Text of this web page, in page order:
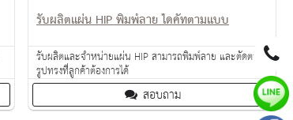
รับผลิตแผ่น HIP พิมพ์ลาย ไดคัทตามแบบ
รับผลิตและจำหน่ายแผ่น HIP สามารถพิมพ์ลาย และตัดตาม
รูปทรงที่ลูกค้าต้องการได้
สอบถาม